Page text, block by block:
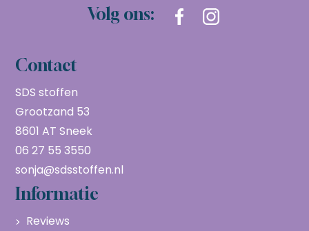
Volg ons:
Contact
SDS stoffen
Grootzand 53
8601 AT Sneek
06 27 55 3550
sonja@sdsstoffen.nl
Informatie
Reviews